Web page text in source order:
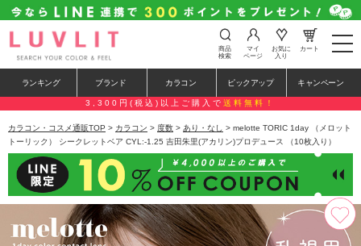
t
o
e
n
a
a
i
o
n
商品
検索
マイ
ページ
お気に
入り
カート
ランキング ブランド カラコン ピックアップ キャンペーン
3,300円(税込)以上ご購入で 送料無料！
カラコン・コスメ通販TOP > カラコン > 度数 > あり・なし
> melotte TORIC 1day （メロット
トーリック） シークレットベア CYL:-1.25 吉田朱里(アカリン)プロデュース （10枚入り）